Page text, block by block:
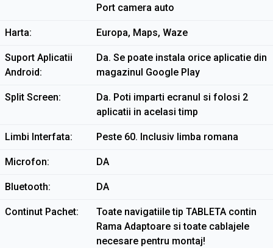
Port camera auto
Harta Europa, Maps, Waze
Suport Aplicatii
Android
Da. Se poate instala orice aplicatie din
magazinul Google Play
Split Screen
Da. Poti imparti ecranul si folosi 2
aplicatii in acelasi timp
Limbi Interfata Peste 60. Inclusiv limba romana
Microfon DA
Bluetooth DA
Continut Pachet
Toate navigatiile tip TABLETA contin
Rama Adaptoare si toate cablajele
necesare pentru montaj!